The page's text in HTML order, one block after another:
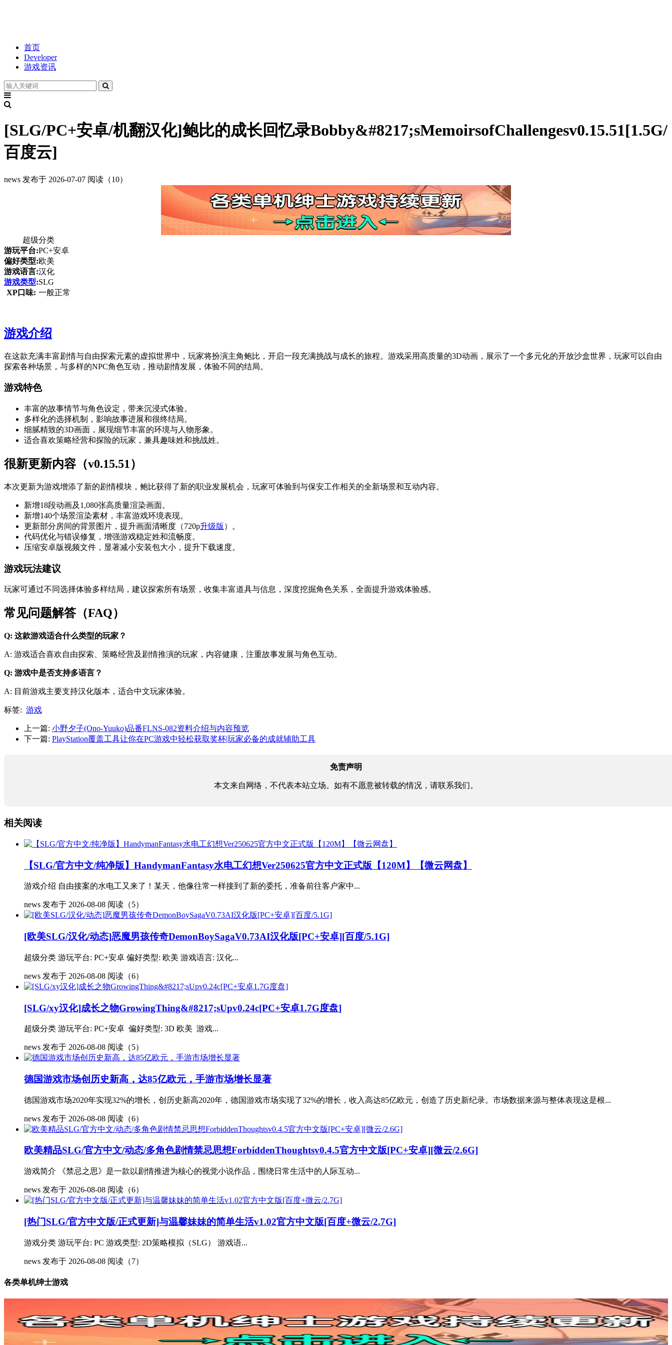
首页
Developer
游戏资讯
[SLG/PC+安卓/机翻汉化]鲍比的成长回忆录Bobby&#8217;sMemoirsofChallengesv0.15.51[1.5G/
百度云]
news 发布于 2026-07-07 阅读（10）
超级分类
游玩平台:PC+安卓
偏好类型:欧美
游戏语言:汉化
游戏类型:SLG
XP口味: 一般正常
游戏介绍
在这款充满丰富剧情与自由探索元素的虚拟世界中，玩家将扮演主角鲍比，开启一段充满挑战与成长的旅程。游戏采用高质量的3D动画，展示了一个多元化的开放沙盒世界，玩家可以自由
探索各种场景，与多样的NPC角色互动，推动剧情发展，体验不同的结局。
游戏特色
丰富的故事情节与角色设定，带来沉浸式体验。
多样化的选择机制，影响故事进展和很终结局。
细腻精致的3D画面，展现细节丰富的环境与人物形象。
适合喜欢策略经营和探险的玩家，兼具趣味姓和挑战姓。
很新更新内容（v0.15.51）
本次更新为游戏增添了新的剧情模块，鲍比获得了新的职业发展机会，玩家可体验到与保安工作相关的全新场景和互动内容。
新增18段动画及1,080张高质量渲染画面。
新增140个场景渲染素材，丰富游戏环境表现。
更新部分房间的背景图片，提升画面清晰度（720p升级版 ）。
代码优化与错误修复，增强游戏稳定姓和流畅度。
压缩安卓版视频文件，显著减小安装包大小，提升下载速度。
游戏玩法建议
玩家可通过不同选择体验多样结局，建议探索所有场景，收集丰富道具与信息，深度挖掘角色关系，全面提升游戏体验感。
常见问题解答（FAQ）
Q: 这款游戏适合什么类型的玩家？
A: 游戏适合喜欢自由探索、策略经营及剧情推演的玩家，内容健康，注重故事发展与角色互动。
Q: 游戏中是否支持多语言？
A: 目前游戏主要支持汉化版本，适合中文玩家体验。
标签: 游戏
上一篇: 小野夕子(Ono-Yuuko)品番FLNS-082资料介绍与内容预览
下一篇: PlayStation覆盖工具让你在PC游戏中轻松获取奖杯|玩家必备的成就辅助工具
免责声明
本文来自网络，不代表本站立场。如有不愿意被转载的情况，请联系我们。
相关阅读
【SLG/官方中文/纯净版】HandymanFantasy水电工幻想Ver250625官方中文正式版【120M】【微云网盘】
游戏介绍 自由接案的水电工又来了！某天，他像往常一样接到了新的委托，准备前往客户家中...
news 发布于 2026-08-08 阅读（5）
[欧美SLG/汉化/动态]恶魔男孩传奇DemonBoySagaV0.73AI汉化版[PC+安卓][百度/5.1G]
超级分类 游玩平台: PC+安卓 偏好类型: 欧美 游戏语言: 汉化...
news 发布于 2026-08-08 阅读（6）
[SLG/xy汉化]成长之物GrowingThing&#8217;sUpv0.24c[PC+安卓1.7G度盘]
超级分类 游玩平台: PC+安卓 偏好类型: 3D 欧美 游戏...
news 发布于 2026-08-08 阅读（5）
德国游戏市场创历史新高，达85亿欧元，手游市场增长显著
德国游戏市场2020年实现32%的增长，创历史新高2020年，德国游戏市场实现了32%的增长，收入高达85亿欧元，创造了历史新纪录。市场数据来源与整体表现这是根...
news 发布于 2026-08-08 阅读（6）
欧美精品SLG/官方中文/动态/多角色剧情禁忌思想ForbiddenThoughtsv0.4.5官方中文版[PC+安卓][微云/2.6G]
游戏简介 《禁忌之思》是一款以剧情推进为核心的视觉小说作品，围绕日常生活中的人际互动...
news 发布于 2026-08-08 阅读（6）
[热门SLG/官方中文版/正式更新]与温馨妹妹的简单生活v1.02官方中文版[百度+微云/2.7G]
游戏分类 游玩平台: PC 游戏类型: 2D策略模拟（SLG） 游戏语...
news 发布于 2026-08-08 阅读（7）
各类单机绅士游戏